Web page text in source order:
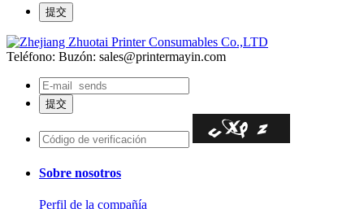
Teléfono: Buzón: sales@printermayin.com
Sobre nosotros
Perfil de la compañía